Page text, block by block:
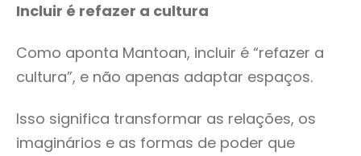
Incluir é refazer a cultura
Como aponta Mantoan, incluir é “refazer a
cultura”, e não apenas adaptar espaços.
Isso significa transformar as relações, os
imaginários e as formas de poder que